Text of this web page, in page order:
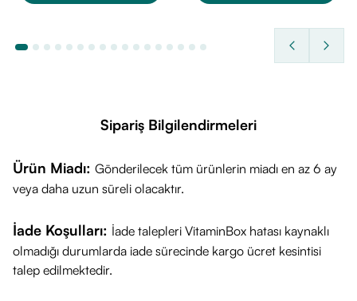
Sipariş Bilgilendirmeleri
Ürün Miadı: Gönderilecek tüm ürünlerin miadı en az 6 ay
veya daha uzun süreli olacaktır.
İade Koşulları: İade talepleri VitaminBox hatası kaynaklı
olmadığı durumlarda iade sürecinde kargo ücret kesintisi
talep edilmektedir.